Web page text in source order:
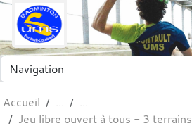
Accueil
Jeu libre ouvert à tous - 3 terrains
Panneau de gestion des cookies